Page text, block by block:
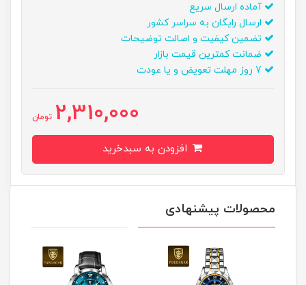
آماده ارسال سریع
ارسال رایگان به سراسر کشور
تضمین کیفیت و اصالت توضیحات
ضمانت کمترین قیمت بازار
2,310,000 تومان
محصولات پیشنهادی